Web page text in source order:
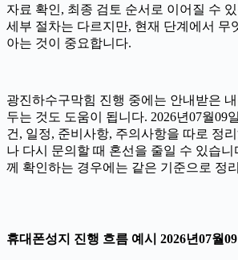
자료 확인, 최종 검토 순서로 이어질 수
세부 절차는 다르지만, 현재 단계에서 무
아는 것이 중요합니다.
광진하수구막힘 진행 중에는 안내받은
두는 것도 도움이 됩니다. 2026년07월09
건, 일정, 준비사항, 주의사항을 따로 정
나 다시 문의할 때 혼선을 줄일 수 있습
께 확인하는 경우에는 같은 기준으로 정
휴대폰성지 진행 흐름 예시 2026년07월